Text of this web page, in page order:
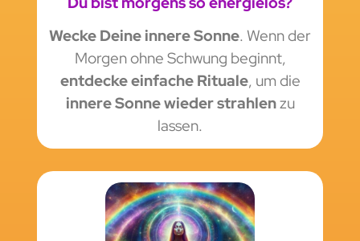
Wecke Deine innere Sonne. Wenn der
Morgen ohne Schwung beginnt,
entdecke einfache Rituale, um die
innere Sonne wieder strahlenzu
lassen.